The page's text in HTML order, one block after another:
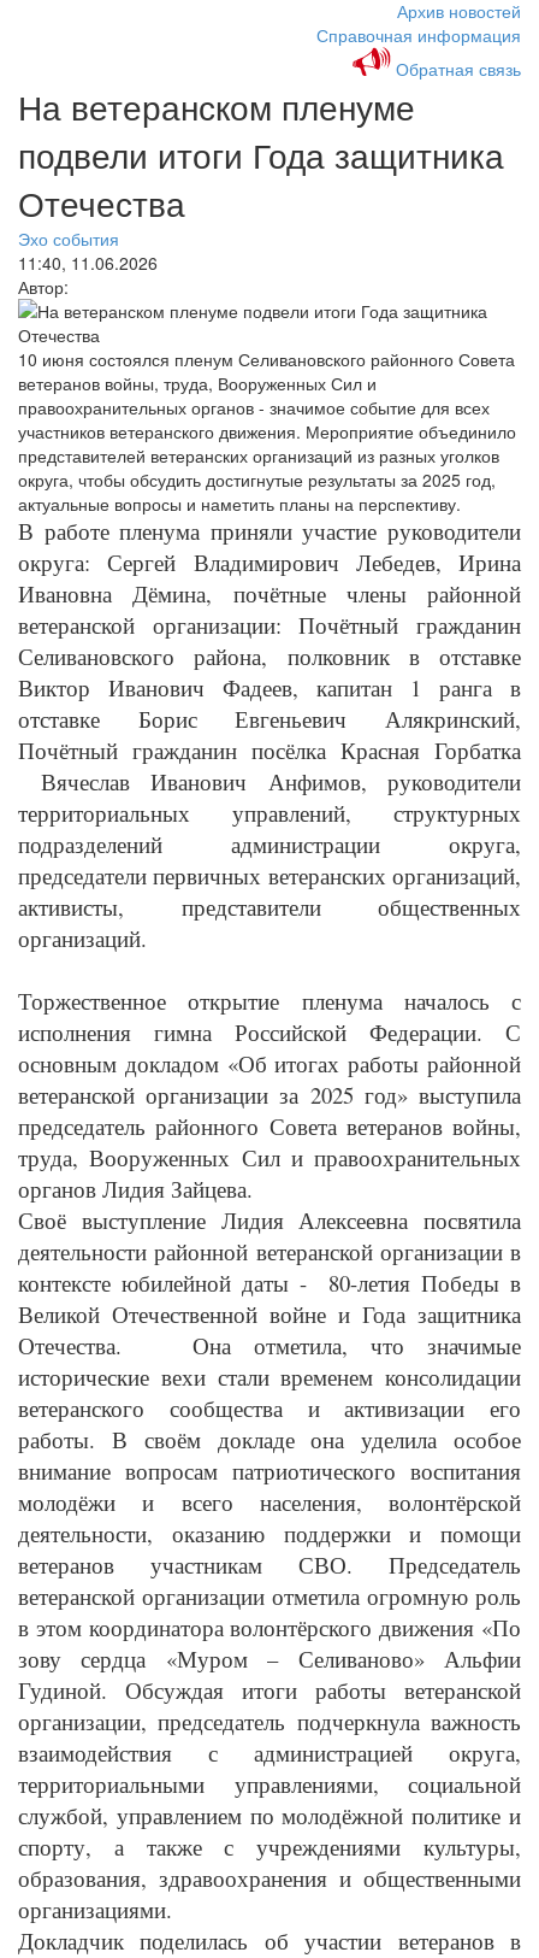
Архив новостей
Справочная информация
Обратная связь
На ветеранском пленуме
подвели итоги Года защитника
Отечества
Эхо события
11:40, 11.06.2026
Автор:
10 июня состоялся пленум Селивановского районного Совета
ветеранов войны, труда, Вооруженных Сил и
правоохранительных органов - значимое событие для всех
участников ветеранского движения. Мероприятие объединило
представителей ветеранских организаций из разных уголков
округа, чтобы обсудить достигнутые результаты за 2025 год,
актуальные вопросы и наметить планы на перспективу.
В работе пленума приняли участие руководители
округа: Сергей Владимирович Лебедев, Ирина
Ивановна Дёмина, почётные члены районной
ветеранской организации: Почётный гражданин
Селивановского района, полковник в отставке
Виктор Иванович Фадеев, капитан 1 ранга в
отставке Борис Евгеньевич Алякринский,
Почётный гражданин посёлка Красная Горбатка
Вячеслав Иванович Анфимов, руководители
территориальных управлений, структурных
подразделений администрации округа,
председатели первичных ветеранских организаций,
активисты, представители общественных
организаций.
Торжественное открытие пленума началось с
исполнения гимна Российской Федерации. С
основным докладом «Об итогах работы районной
ветеранской организации за 2025 год» выступила
председатель районного Совета ветеранов войны,
труда, Вооруженных Сил и правоохранительных
органов Лидия Зайцева.
Своё выступление Лидия Алексеевна посвятила
деятельности районной ветеранской организации в
контексте юбилейной даты - 80-летия Победы в
Великой Отечественной войне и Года защитника
Отечества. Она отметила, что значимые
исторические вехи стали временем консолидации
ветеранского сообщества и активизации его
работы. В своём докладе она уделила особое
внимание вопросам патриотического воспитания
молодёжи и всего населения, волонтёрской
деятельности, оказанию поддержки и помощи
ветеранов участникам СВО. Председатель
ветеранской организации отметила огромную роль
в этом координатора волонтёрского движения «По
зову сердца «Муром – Селиваново» Альфии
Гудиной. Обсуждая итоги работы ветеранской
организации, председатель подчеркнула важность
взаимодействия с администрацией округа,
территориальными управлениями, социальной
службой, управлением по молодёжной политике и
спорту, а также с учреждениями культуры,
образования, здравоохранения и общественными
организациями.
Докладчик поделилась об участии ветеранов в